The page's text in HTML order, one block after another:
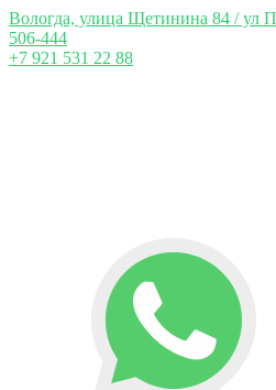
Вологда, улица Щетинина 84 / ул
506-444
+7 921 531 22 88